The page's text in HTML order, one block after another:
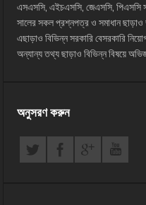
এসএসসি, এইচএসসি, জেএসসি, পিএসসি
সালের সকল প্রশ্নপত্র ও সমাধান ছাড়াও
এছাড়াও বিভিন্ন সরকারি বেসরকারি
অন্যান্য তথ্য ছাড়াও বিভিন্ন বিষয়ে
অনুসরণ করুন